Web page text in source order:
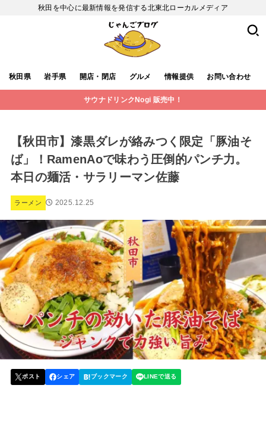
秋田を中心に最新情報を発信する北東北ローカルメディア
秋田県 岩手県 開店・閉店 グルメ 情報提供 お問い合わせ
サウナドリンクNogi 販売中！
【秋田市】漆黒ダレが絡みつく限定「豚油そ
ば」！RamenAoで味わう圧倒的パンチ力。
本日の麺活・サラリーマン佐藤
ラーメン 2025.12.25